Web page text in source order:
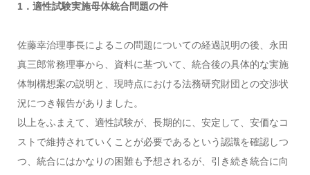
1．適性試験実施母体統合問題の件
佐藤幸治理事長によるこの問題についての経過説明の後、永田
真三郎常務理事から、資料に基づいて、統合後の具体的な実施
体制構想案の説明と、現時点における法務研究財団との交渉状
況につき報告がありました。
以上をふまえて、適性試験が、長期的に、安定して、安価なコ
ストで維持されていくことが必要であるという認識を確認しつ
つ、統合にはかなりの困難も予想されるが、引き続き統合に向